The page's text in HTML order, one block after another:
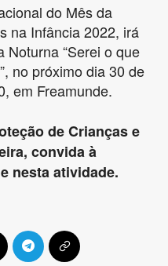
do Mês da
na Infância 2022, irá
Noturna “Serei o que
no próximo dia 30 de
em Freamunde.
de Crianças e
convida à
nesta atividade.